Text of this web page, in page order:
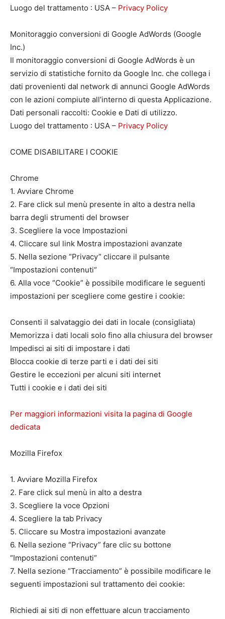
Luogo del trattamento : USA – Privacy Policy
Monitoraggio conversioni di Google AdWords (Google
Inc.)
Il monitoraggio conversioni di Google AdWords è un
servizio di statistiche fornito da Google Inc. che collega i
dati provenienti dal network di annunci Google AdWords
con le azioni compiute all’interno di questa Applicazione.
Dati personali raccolti: Cookie e Dati di utilizzo.
Luogo del trattamento : USA – Privacy Policy
COME DISABILITARE I COOKIE
Chrome
1. Avviare Chrome
2. Fare click sul menù presente in alto a destra nella
barra degli strumenti del browser
3. Scegliere la voce Impostazioni
4. Cliccare sul link Mostra impostazioni avanzate
5. Nella sezione “Privacy” cliccare il pulsante
“Impostazioni contenuti“
6. Alla voce “Cookie” è possibile modificare le seguenti
impostazioni per scegliere come gestire i cookie:
Consenti il salvataggio dei dati in locale (consigliata)
Memorizza i dati locali solo fino alla chiusura del browser
Impedisci ai siti di impostare i dati
Blocca cookie di terze parti e i dati dei siti
Gestire le eccezioni per alcuni siti internet
Tutti i cookie e i dati dei siti
Per maggiori informazioni visita la pagina di Google
dedicata
Mozilla Firefox
1. Avviare Mozilla Firefox
2. Fare click sul menù in alto a destra
3. Scegliere la voce Opzioni
4. Scegliere la tab Privacy
5. Cliccare su Mostra impostazioni avanzate
6. Nella sezione “Privacy” fare clic su bottone
“Impostazioni contenuti“
7. Nella sezione “Tracciamento” è possibile modificare le
seguenti impostazioni sul trattamento dei cookie:
Richiedi ai siti di non effettuare alcun tracciamento